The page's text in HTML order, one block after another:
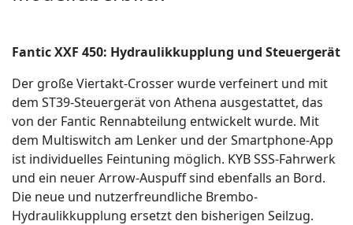
Fantic XXF 450: Hydraulikkupplung und Steuergerät
Der große Viertakt-Crosser wurde verfeinert und mit
dem ST39-Steuergerät von Athena ausgestattet, das
von der Fantic Rennabteilung entwickelt wurde. Mit
dem Multiswitch am Lenker und der Smartphone-App
ist individuelles Feintuning möglich. KYB SSS-Fahrwerk
und ein neuer Arrow-Auspuff sind ebenfalls an Bord.
Die neue und nutzerfreundliche Brembo-
Hydraulikkupplung ersetzt den bisherigen Seilzug.